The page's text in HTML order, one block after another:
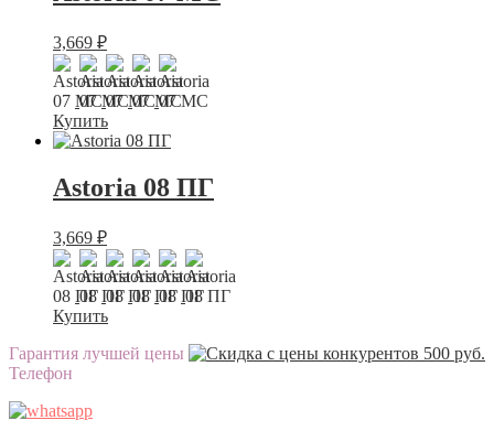
3,669 ₽
Купить
Astoria 08 ПГ
3,669 ₽
Купить
Гарантия лучшей цены
Телефон